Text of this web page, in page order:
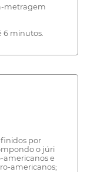
metragem
6 minutos.
por
o júri
americanos e
americanos;